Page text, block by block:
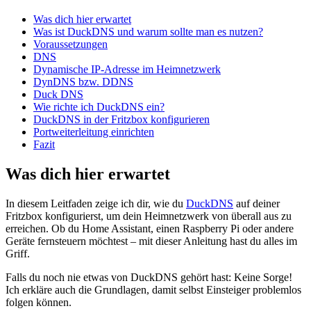
Was dich hier erwartet
Was ist DuckDNS und warum sollte man es nutzen?
Voraussetzungen
DNS
Dynamische IP-Adresse im Heimnetzwerk
DynDNS bzw. DDNS
Duck DNS
Wie richte ich DuckDNS ein?
DuckDNS in der Fritzbox konfigurieren
Portweiterleitung einrichten
Fazit
Was dich hier erwartet
In diesem Leitfaden zeige ich dir, wie du DuckDNS auf deiner
Fritzbox konfigurierst, um dein Heimnetzwerk von überall aus zu
erreichen. Ob du Home Assistant, einen Raspberry Pi oder andere
Geräte fernsteuern möchtest – mit dieser Anleitung hast du alles im
Griff.
Falls du noch nie etwas von DuckDNS gehört hast: Keine Sorge!
Ich erkläre auch die Grundlagen, damit selbst Einsteiger problemlos
folgen können.